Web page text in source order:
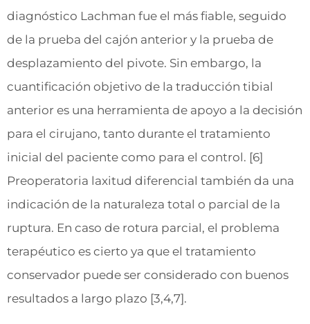
diagnóstico Lachman fue el más fiable, seguido
de la prueba del cajón anterior y la prueba de
desplazamiento del pivote. Sin embargo, la
cuantificación objetivo de la traducción tibial
anterior es una herramienta de apoyo a la decisión
para el cirujano, tanto durante el tratamiento
inicial del paciente como para el control. [6]
Preoperatoria laxitud diferencial también da una
indicación de la naturaleza total o parcial de la
ruptura. En caso de rotura parcial, el problema
terapéutico es cierto ya que el tratamiento
conservador puede ser considerado con buenos
resultados a largo plazo [3,4,7].